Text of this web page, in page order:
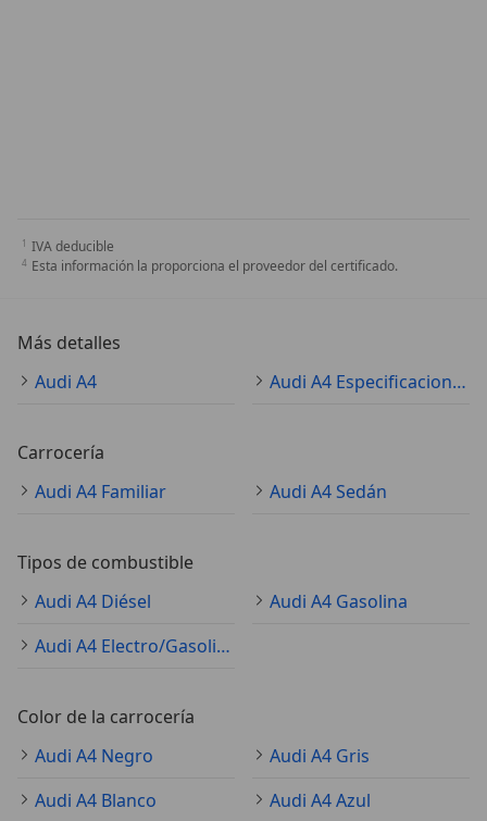
IVA deducible
Esta información la proporciona el proveedor del certificado.
Más detalles
Audi A4
Audi A4 Especificaciones técnicas
Carrocería
Audi A4 Familiar
Audi A4 Sedán
Tipos de combustible
Audi A4 Diésel
Audi A4 Gasolina
Audi A4 Electro/Gasolina
Color de la carrocería
Audi A4 Negro
Audi A4 Gris
Audi A4 Blanco
Audi A4 Azul